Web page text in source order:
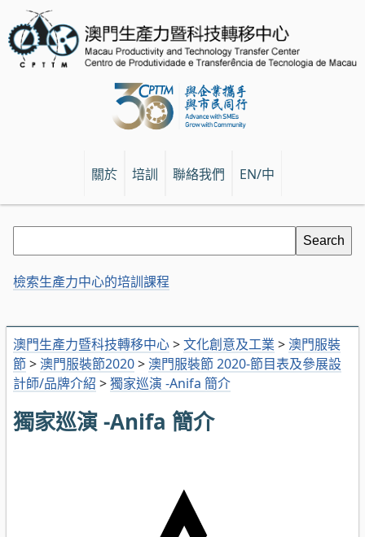
關於 培訓 聯絡我們 EN/中
澳門生產力暨科技轉移中心>文化創意及工業 > 澳門服裝
節> 澳門服裝節2020> 澳門服裝節 2020-節目表及參展設
計師/品牌介紹 >獨家巡演 -Anifa 簡介
獨家巡演 -Anifa 簡介
檢索生產力中心的培訓課程